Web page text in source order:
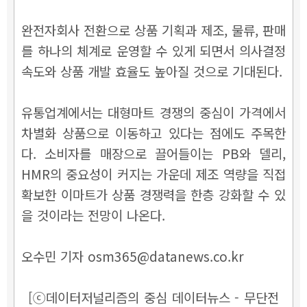
완전자회사 전환으로 상품 기획과 제조, 물류, 판매
를 하나의 체계로 운영할 수 있게 되면서 의사결정
속도와 상품 개발 효율도 높아질 것으로 기대된다.
유통업계에서는 대형마트 경쟁의 중심이 가격에서
차별화 상품으로 이동하고 있다는 점에도 주목한
다. 소비자를 매장으로 끌어들이는 PB와 델리,
HMR의 중요성이 커지는 가운데 제조 역량을 직접
확보한 이마트가 상품 경쟁력을 한층 강화할 수 있
을 것이라는 전망이 나온다.
오수민 기자 osm365@datanews.co.kr
[ⓒ데이터저널리즘의 중심 데이터뉴스 - 무단전